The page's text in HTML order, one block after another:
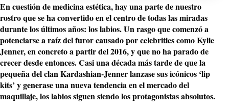
En cuestión de medicina estética, hay una parte de nuestro
rostro que se ha convertido en el centro de todas las miradas
durante los últimos años: los labios. Un rasgo que comenzó a
potenciarse a raíz del furor causado por celebrities comoKylie
Jenner, en concreto a partir del 2016, y que no ha parado de
crecer desde entonces. Casi una década más tarde de que la
pequeña del clan Kardashian-Jenner lanzase sus icónicos ‘lip
kits’ y generase una nueva tendencia en el mercado del
maquillaje, los labios siguen siendo los protagonistas absolutos.